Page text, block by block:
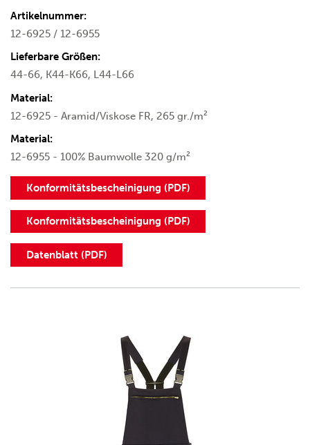
Artikelnummer:
12-6925 / 12-6955
Lieferbare Größen:
44-66, K44-K66, L44-L66
Material:
12-6925 - Aramid/Viskose FR, 265 gr./m²
Material:
12-6955 - 100% Baumwolle 320 g/m²
Konformitätsbescheinigung (PDF)
Konformitätsbescheinigung (PDF)
Datenblatt (PDF)